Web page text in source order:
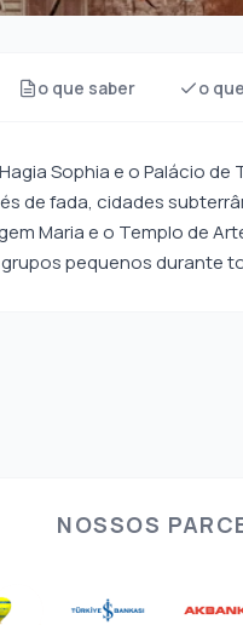
o que saber o
Sophia e o Palácio de
de fada, cidades
Maria e o Templo de
pequenos durante
NOSSOS